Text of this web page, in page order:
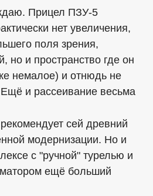
Прицел ПЗУ-5
нет увеличения,
поля зрения,
но и пространство где он
немалое) и отнюдь не
Ещё и рассеивание весьма
сей древний
модернизации. Но и
с "ручной" турелью и
ещё больший